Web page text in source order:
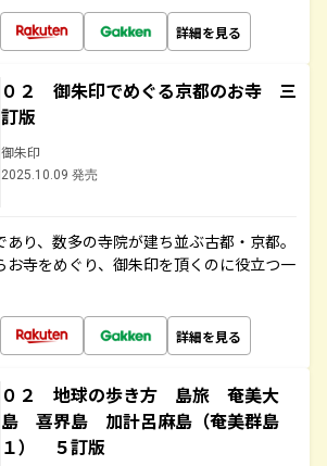
詳細を見る
０２ 御朱印でめぐる京都のお寺 三
訂版
御朱印
2025.10.09 発売
り、数多の寺院が建ち並ぶ古都・京都。
お寺をめぐり、御朱印を頂くのに役立つ一
詳細を見る
０２ 地球の歩き方 島旅 奄美大
島 喜界島 加計呂麻島（奄美群島
１） ５訂版